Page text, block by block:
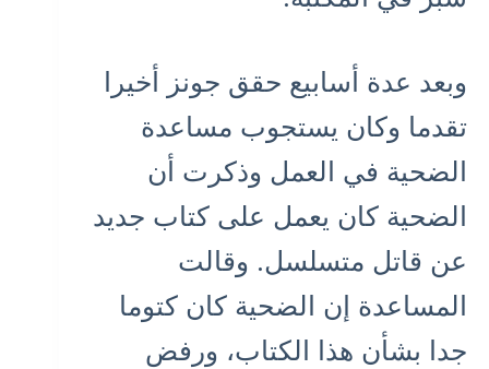
وبعد عدة أسابيع حقق جونز أخيرا
تقدما وكان يستجوب مساعدة
الضحية في العمل وذكرت أن
الضحية كان يعمل على كتاب جديد
عن قاتل متسلسل. وقالت
المساعدة إن الضحية كان كتوما
جدا بشأن هذا الكتاب، ورفض